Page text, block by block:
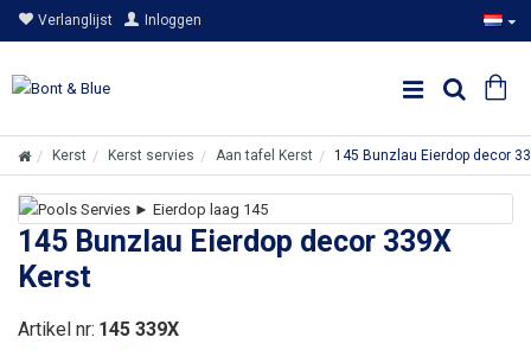
Verlanglijst Inloggen
Kerst Kerst servies Aan tafel Kerst 145 Bunzlau Eierdop decor
145 Bunzlau Eierdop decor 339X
Kerst
Artikel nr: 145 339X